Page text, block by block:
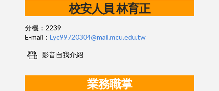
校安人員 林育正
分機：2239
E-mail： Lyc99720304@mail.mcu.edu.tw
影音自我介紹
業務職掌